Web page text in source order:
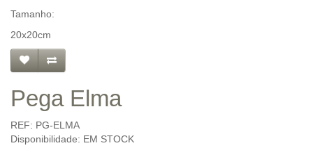
Tamanho:
20x20cm
Pega Elma
REF: PG-ELMA
Disponibilidade: EM STOCK